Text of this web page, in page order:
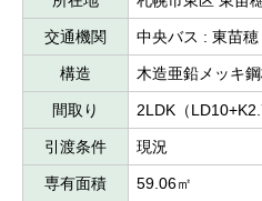
交通機関 中央バス : 東苗穂
構造 木造亜鉛メッキ
間取り 2LDK（
引渡条件 現況
専有面積 59.06㎡